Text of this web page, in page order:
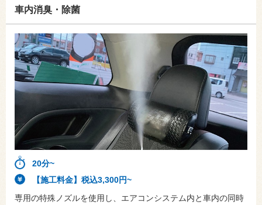
車内消臭・除菌
20分~
【施工料金】税込3,300円~
専用の特殊ノズルを使用し、エアコンシステム内と車内の同時